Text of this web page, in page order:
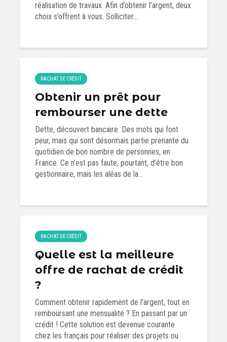
réalisation de travaux. Afin d’obtenir l’argent, deux
choix s’offrent à vous. Solliciter...
RACHAT DE CRÉDIT
Obtenir un prêt pour
rembourser une dette
Dette, découvert bancaire. Des mots qui font
peur, mais qui sont désormais partie prenante du
quotidien de bon nombre de personnes, en
France. Ce n’est pas faute, pourtant, d’être bon
gestionnaire, mais les aléas de la...
RACHAT DE CRÉDIT
Quelle est la meilleure
offre de rachat de crédit
?
Comment obtenir rapidement de l’argent, tout en
remboursant une mensualité ? En passant par un
crédit ! Cette solution est devenue courante
chez les français pour réaliser des projets ou